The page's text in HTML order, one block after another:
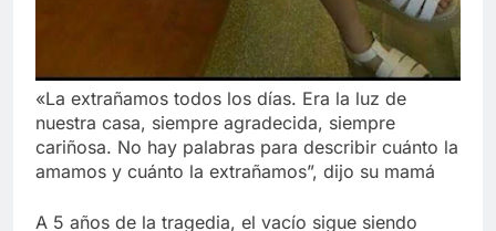
«La extrañamos todos los días. Era la luz de
nuestra casa, siempre agradecida, siempre
cariñosa. No hay palabras para describir cuánto la
amamos y cuánto la extrañamos”, dijo su mamá
A 5 años de la tragedia, el vacío sigue siendo